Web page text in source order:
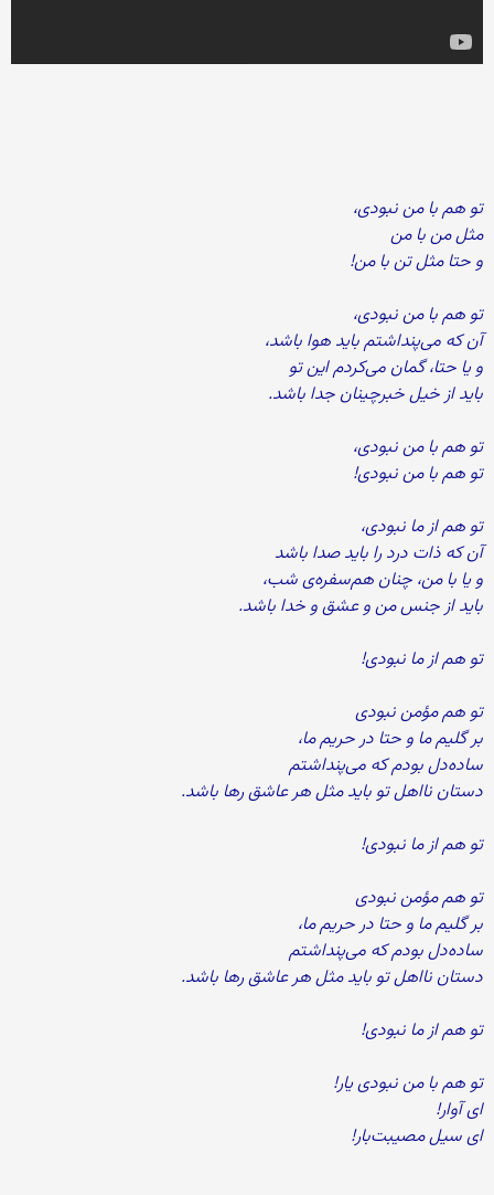
تو هم با من نبودی،
مثل من با من
و حتا مثل تن با من!
تو هم با من نبودی،
آن که می‌پنداشتم باید هوا باشد،
و یا حتا، گمان می‌کردم این تو
باید از خیل خبرچینان جدا باشد.
تو هم با من نبودی،
تو هم با من نبودی!
تو هم از ما نبودی،
آن که ذات درد را باید صدا باشد
و یا با من، چنان هم‌سفره‌ی شب،
باید از جنس من و عشق و خدا باشد.
تو هم از ما نبودی!
تو هم مؤمن نبودی
بر گلیم ما و حتا در حریم ما،
ساده‌دل بودم که می‌پنداشتم
دستان نااهل تو باید مثل هر عاشق رها باشد.
تو هم از ما نبودی!
تو هم مؤمن نبودی
بر گلیم ما و حتا در حریم ما،
ساده‌دل بودم که می‌پنداشتم
دستان نااهل تو باید مثل هر عاشق رها باشد.
تو هم از ما نبودی!
تو هم با من نبودی یار!
ای آوار!
ای سیل مصیبت‌بار!